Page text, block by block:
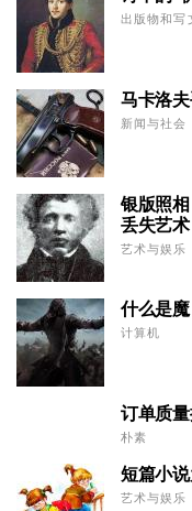
出版物和写
马卡洛
新闻与社会
银版照
丢失艺术
艺术与娱乐
什么是
计算机
订单质
朴素
短篇小
艺术与娱乐